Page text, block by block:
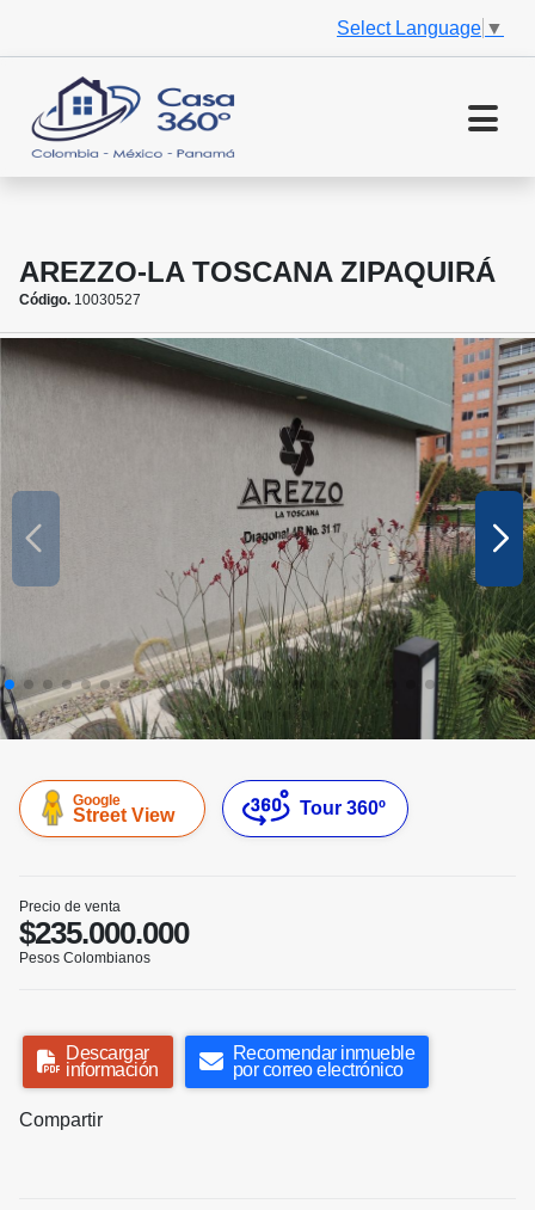
Select Language ▼
AREZZO-LA TOSCANA ZIPAQUIRÁ
Código. 10030527
Google
Street View Tour 360º
Precio de venta
$235.000.000
Pesos Colombianos
Descargar
información
Recomendar inmueble
por correo electrónico
Compartir